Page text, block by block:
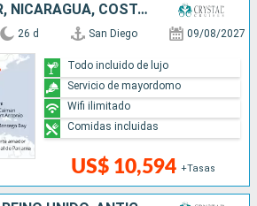
MÉXICO, SALVADOR, NICARAGUA, COSTA RICA, PANAMÁ, COLOMBIA, JAMAICA, ISLAS CAIMÁN, ESTADOS UNIDOS
26 d San Diego 09/08/2027
US$ 10,594 +Tasas
Todo incluido de lujo
Servicio de mayordomo
Wifi ilimitado
Comidas incluidas